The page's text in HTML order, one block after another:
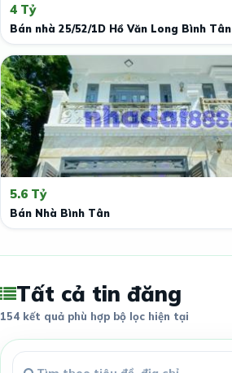
4 Tỷ
Bán nhà 25/52/1D Hồ Văn Long Bình Tân
5.6 Tỷ
Bán Nhà Bình Tân
Tất cả tin đăng
154 kết quả phù hợp bộ lọc hiện tại